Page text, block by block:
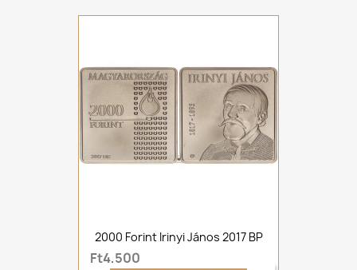
2000 Forint Irinyi János 2017 BP
Ft4,500